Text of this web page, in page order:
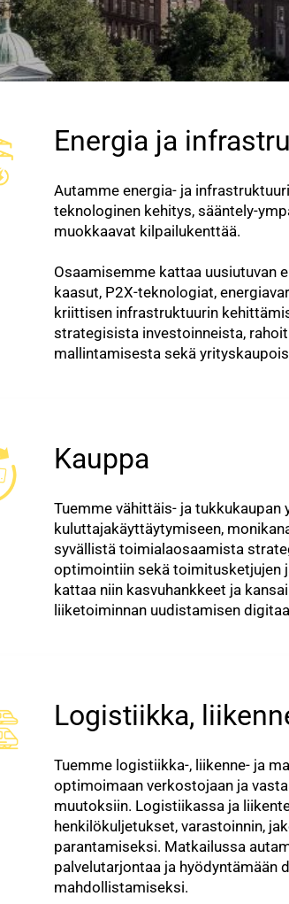
Energia ja
Autamme energia- ja
teknologinen kehitys, sääntely-
muokkaavat kilpailukenttää.
Osaamisemme kattaa uusiutuvan
kaasut, P2X-teknologiat,
kriittisen infrastruktuurin
strategisista investoinneista,
mallintamisesta sekä
Kauppa
Tuemme vähittäis- ja
kuluttajakäyttäytymiseen,
syvällistä toimialaosaamista
optimointiin sekä toimitusketjujen
kattaa niin kasvuhankkeet ja
liiketoiminnan uudistamisen
Logistiikka,
Tuemme logistiikka-, liikenne- ja
optimoimaan verkostojaan ja
muutoksiin. Logistiikassa ja
henkilökuljetukset, varastoinnin,
parantamiseksi. Matkailussa
palvelutarjontaa ja hyödyntämään
mahdollistamiseksi.